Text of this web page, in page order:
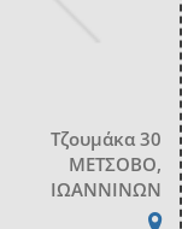
Τζουμάκα 30
ΜΕΤΣΟΒΟ,
ΙΩΑΝΝΙΝΩΝ